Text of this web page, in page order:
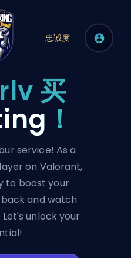
忠诚度
买
！
service! As a
on Valorant,
to boost your
and watch
unlock your